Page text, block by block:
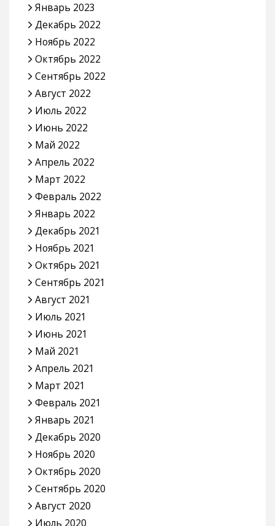
Январь 2023
Декабрь 2022
Ноябрь 2022
Октябрь 2022
Сентябрь 2022
Август 2022
Июль 2022
Июнь 2022
Май 2022
Апрель 2022
Март 2022
Февраль 2022
Январь 2022
Декабрь 2021
Ноябрь 2021
Октябрь 2021
Сентябрь 2021
Август 2021
Июль 2021
Июнь 2021
Май 2021
Апрель 2021
Март 2021
Февраль 2021
Январь 2021
Декабрь 2020
Ноябрь 2020
Октябрь 2020
Сентябрь 2020
Август 2020
Июль 2020